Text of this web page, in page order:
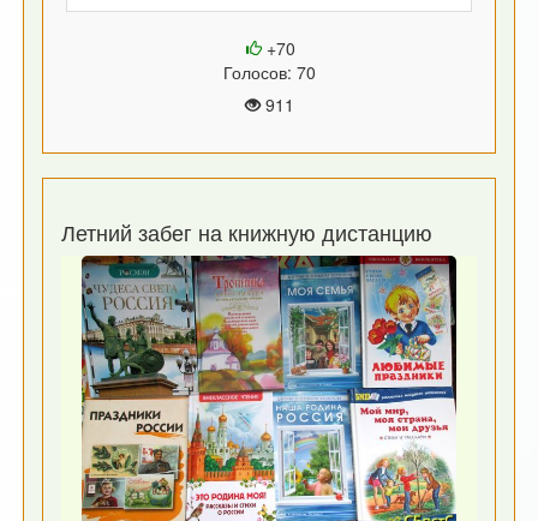
+70
Голосов: 70
911
Летний забег на книжную дистанцию